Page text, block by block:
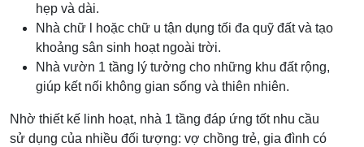
hẹp và dài.
Nhà chữ l hoặc chữ u tận dụng tối đa quỹ đất và tạo
khoảng sân sinh hoạt ngoài trời.
Nhà vườn 1 tầng lý tưởng cho những khu đất rộng,
giúp kết nối không gian sống và thiên nhiên.
Nhờ thiết kế linh hoạt, nhà 1 tầng đáp ứng tốt nhu cầu
sử dụng của nhiều đối tượng: vợ chồng trẻ, gia đình có